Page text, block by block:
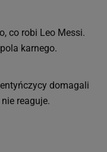
co robi Leo Messi.
karnego.
domagali
reaguje.